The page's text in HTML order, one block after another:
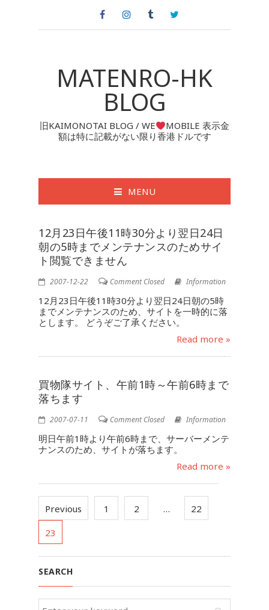
MATENRO-HK
BLOG
旧KAIMONOTAI BLOG / WE
MOBILE 表示金
額は特に記載がない限り香港ドルです
MENU
12月23日午後11時30分より翌日24日
朝の5時までメンテナンスのためサイ
ト閲覧できません
2007-12-22 Comment Closed Information
12月23日午後11時30分より翌日24日朝の5時
までメンテナンスのため、サイトを一時的に落
とします。 どうぞご了承ください。
Read more »
買物隊サイト、午前1時～午前6時まで
落ちます
2007-07-11 Comment Closed Information
明日午前1時より午前6時まで、サーバーメンテ
ナンスのため、サイトが落ちます。
Read more »
Previous 1 2 …
22
23
SEARCH